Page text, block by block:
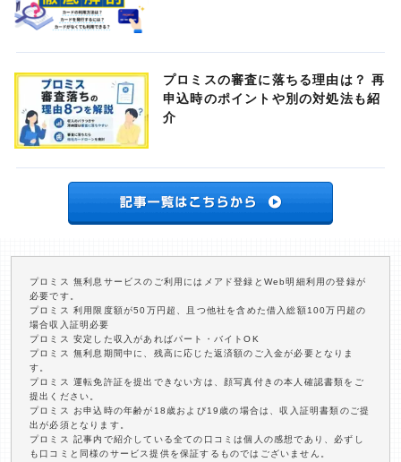
プロミスの審査に落ちる理由は？ 再
申込時のポイントや別の対処法も紹
介
プロミス 無利息サービスのご利用にはメアド登録とWeb明細利用の登録が
必要です。
プロミス 利用限度額が50万円超、且つ他社を含めた借入総額100万円超の
場合収入証明必要
プロミス 安定した収入があればパート・バイトOK
プロミス 無利息期間中に、残高に応じた返済額のご入金が必要となりま
す。
プロミス 運転免許証を提出できない方は、顔写真付きの本人確認書類をご
提出ください。
プロミス お申込時の年齢が18歳および19歳の場合は、収入証明書類のご提
出が必須となります。
プロミス 記事内で紹介している全ての口コミは個人の感想であり、必ずし
も口コミと同様のサービス提供を保証するものではございません。